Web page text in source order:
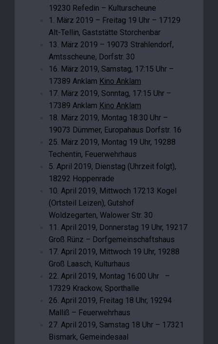
19230 Refedin – Kulturscheune
1. März 2019 – Freitag 19 Uhr – 17129
Alt-Tellin, Gaststätte Storchenbar
13. März 2019 – 19073 Strahlendorf,
Amtsscheune, Dorfstr. 30
16. März 2019, Samstag, 17:15 Uhr –
17389 Anklam Kino Anklam
17. März 2019, Sonntag, 17:15 Uhr –
17389 Anklam Kino Anklam
18. März 2019, Montag 18:30 Uhr –
19073 Dümmer, Europahaus Dorfstr. 16
25. März 2019, Montag 19 Uhr, 19288
Techentin, Feuerwehrhaus
5. April 2019, Dienstag (Uhrzeit folgt),
18292 Hoppenrade
10. April 2019, Mittwoch 17213 Kogel
(Ortsteil Leizen), Gutshof
Woldzegarten, Walower Str. 30
11. April 2019, Donnerstag 19 Uhr, 19217
Groß Rünz – Dorfgemeinschaftshaus
17. April 2019, Mittwoch 19 Uhr, 19288
Groß Laasch, Kulturhaus
22. April 2019, Montag 16:00 Uhr –
17329 Krackow, Sporthalle
26. April 2019, Freitag 18 Uhr, 19294
Malliß – Feuerwehrhaus
27. April 2019, Samstag 18 Uhr – 17321
Bismark, Gemeindesaal